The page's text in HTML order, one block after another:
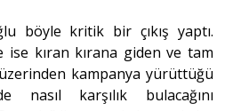
böyle kritik bir çıkış yaptı.
ise kıran kırana giden ve tam
kampanya yürüttüğü
nasıl karşılık bulacağını